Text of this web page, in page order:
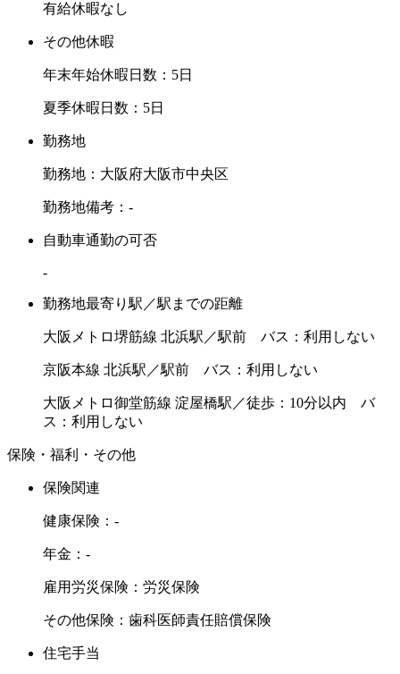
有給休暇なし
その他休暇
年末年始休暇日数：5日
夏季休暇日数：5日
勤務地
勤務地：大阪府大阪市中央区
勤務地備考：-
自動車通勤の可否
-
勤務地最寄り駅／駅までの距離
大阪メトロ堺筋線 北浜駅／駅前 バス：利用しない
京阪本線 北浜駅／駅前 バス：利用しない
大阪メトロ御堂筋線 淀屋橋駅／徒歩：10分以内 バ
ス：利用しない
保険・福利・その他
保険関連
健康保険：-
年金：-
雇用労災保険：労災保険
その他保険：歯科医師責任賠償保険
住宅手当